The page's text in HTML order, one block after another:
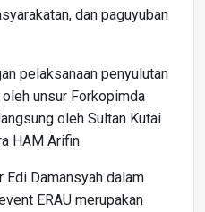
dan paguyuban
pelaksanaan penyulutan
unsur Forkopimda
oleh Sultan Kutai
HAM Arifin.
Edi Damansyah dalam
ERAU merupakan